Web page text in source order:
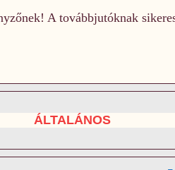
A továbbjutóknak
ÁLTALÁNOS